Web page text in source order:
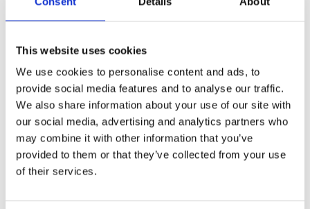
This website uses cookies
We use cookies to personalise content and ads, to
provide social media features and to analyse our traffic.
We also share information about your use of our site with
our social media, advertising and analytics partners who
may combine it with other information that you’ve
provided to them or that they’ve collected from your use
of their services.
resår i hörnen,
lakanet sitter på
90x200cm,
120x200cm,
160x200cm,
180x200cm
Lägg till i favoriter
INFO
Glöm inte att köpa underlakan till ditt nya bädd set.
Vi har både traditionellaunderlakan och dem
smidiga dra-på lakanen.